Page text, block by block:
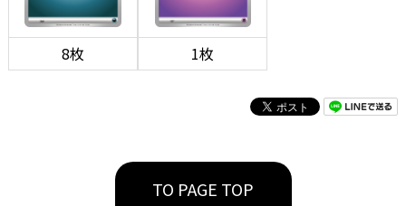
8枚 1枚
TO PAGE TOP